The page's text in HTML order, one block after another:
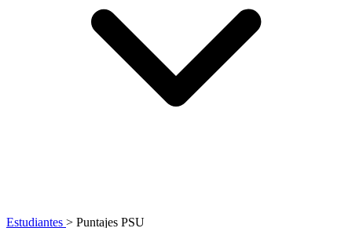
Estudiantes > Puntajes PSU